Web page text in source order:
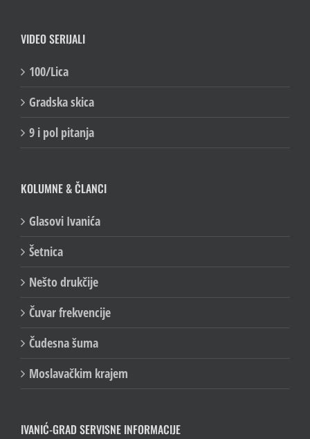
VIDEO SERIJALI
100/Lica
Gradska skica
9 i pol pitanja
KOLUMNE & ČLANCI
Glasovi Ivanića
Šetnica
Nešto drukčije
Čuvar frekvencije
Čudesna šuma
Moslavačkim krajem
IVANIĆ-GRAD SERVISNE INFORMACIJE